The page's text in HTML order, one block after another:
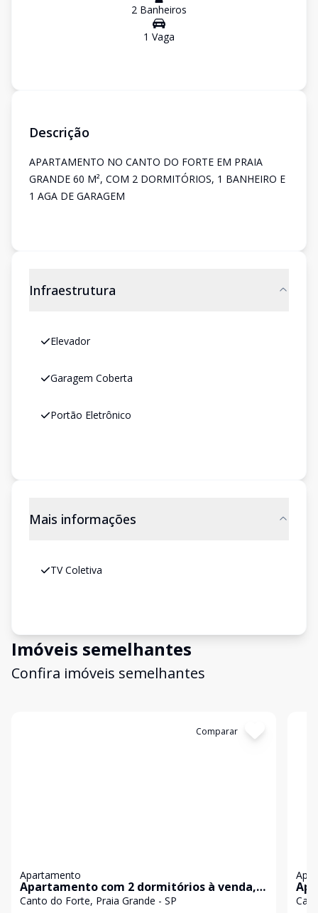
2 Banheiros
1 Vaga
Descrição
APARTAMENTO NO CANTO DO FORTE EM PRAIA
GRANDE 60 M², COM 2 DORMITÓRIOS, 1 BANHEIRO E
1 AGA DE GARAGEM
Infraestrutura
Elevador
Garagem Coberta
Portão Eletrônico
Mais informações
TV Coletiva
Imóveis semelhantes
Confira imóveis semelhantes
Comparar
Apartamento
Apartamento com 2 dormitórios à venda,
92 m² por R$ 1.390.000,00 - Canto do Forte -
Canto do Forte, Praia Grande - SP
m²